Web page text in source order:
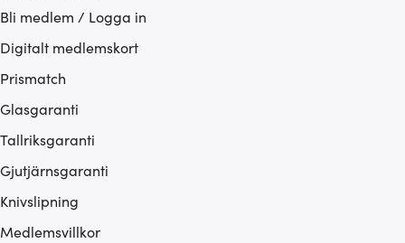
Bli medlem / Logga in
Digitalt medlemskort
Prismatch
Glasgaranti
Tallriksgaranti
Gjutjärnsgaranti
Knivslipning
Medlemsvillkor